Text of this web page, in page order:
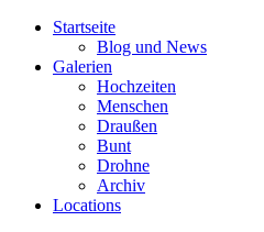
Startseite
Blog und News
Galerien
Hochzeiten
Menschen
Draußen
Bunt
Drohne
Archiv
Locations